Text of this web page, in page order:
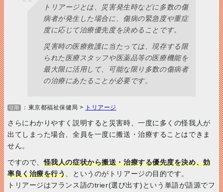
トリアージとは、災害発生時などに多数の傷
病者が発生した場合に、傷病の緊急度や重症
度に応じて治療優先度を決めることです。
災害時の医療救護に当たっては、現存する限
られた医療スタッフや医薬品等の医療機能を
最大限に活用して、可能な限り多数の傷病者
の治療にあたることが必要です。
引用 ：東京都福祉保健局 > トリアージ
さらにわかりやすく説明すると災害時、一度に多くの怪我人が
出てしまった場合、全員を一度に搬送・治療することはできま
せん。
ですので、怪我人の症状から搬送・治療する優先度を決め、効
率良く治療を行う 、というのがトリアージの目的です。
トリアージはフランス語のtrier(選び出す)という単語が語源でフ